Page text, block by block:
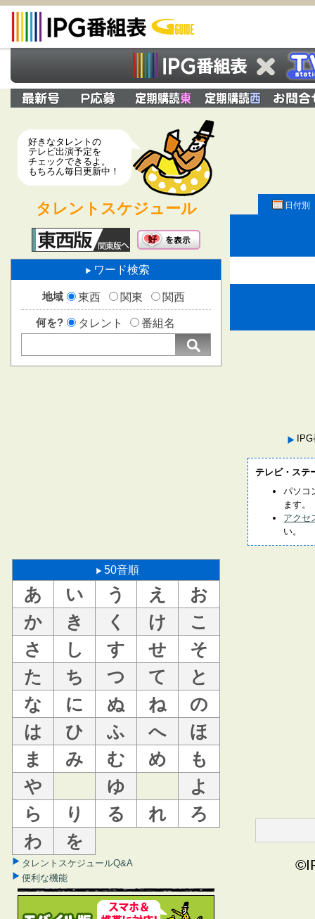
好きなタレントの
テレビ出演予定を
チェックできるよ。
もちろん毎日更新中！
タレントスケジュール
ワード検索
地域 東西 関東 関西
何を? タレント 番組名
50音順
あ い う え
お
か
き く け
こ
さ
し す せ
そ
た
ち つ て
と
な
に ぬ ね
の
は
ひ ふ へ
ほ
ま
み む め
も
や
ゆ
よ
ら
り る れ
ろ
わ
を
タレントスケジュールQ&A
便利な機能
日付別
テレビ・ステ
パソコ
ます。
アクセ
い。